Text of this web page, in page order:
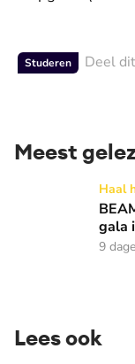
Studeren Deel
Meest
BEAM x WAY:Haal
gala
9
Lees ook